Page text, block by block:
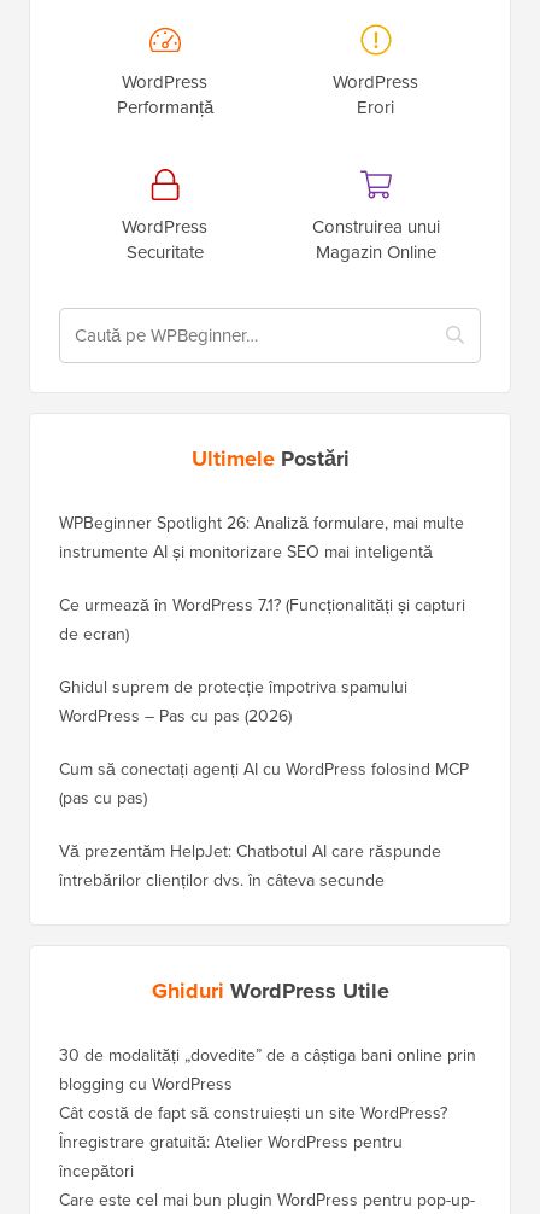
WordPress
Performanță
WordPress
Erori
WordPress
Securitate
Construirea unui
Magazin Online
UltimelePostări
WPBeginner Spotlight 26: Analiză formulare, mai multe
instrumente AI și monitorizare SEO mai inteligentă
Ce urmează în WordPress 7.1? (Funcționalități și capturi
de ecran)
Ghidul suprem de protecție împotriva spamului
WordPress – Pas cu pas (2026)
Cum să conectați agenți AI cu WordPress folosind MCP
(pas cu pas)
Vă prezentăm HelpJet: Chatbotul AI care răspunde
întrebărilor clienților dvs. în câteva secunde
Ghiduri WordPress Utile
30 de modalități „dovedite” de a câștiga bani online prin
blogging cu WordPress
Cât costă de fapt să construiești un site WordPress?
Înregistrare gratuită: Atelier WordPress pentru
începători
Care este cel mai bun plugin WordPress pentru pop-up-